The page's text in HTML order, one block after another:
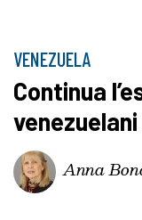
VENEZUELA
Continua
Anna